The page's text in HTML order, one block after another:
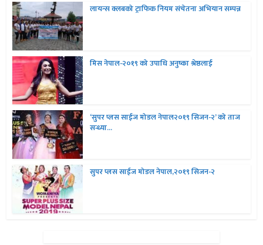
लायन्स क्लबको ट्राफिक नियम संचेतना अभियान सम्पन्न
मिस नेपाल-२०१९ को उपाधि अनुष्का श्रेष्ठलाई
‘सुपर प्लस साईज मोडल नेपाल२०१९ सिजन-२’ को ताज
सन्ध्या...
सुपर प्लस साईज मोडल नेपाल,२०१९ सिजन-२